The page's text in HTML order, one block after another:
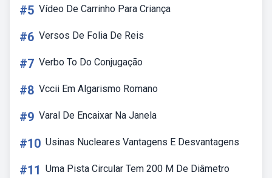
#5 Vídeo De Carrinho Para Criança
#6 Versos De Folia De Reis
#7 Verbo To Do Conjugação
#8 Vccii Em Algarismo Romano
#9 Varal De Encaixar Na Janela
#10 Usinas Nucleares Vantagens E Desvantagens
#11 Uma Pista Circular Tem 200 M De Diâmetro